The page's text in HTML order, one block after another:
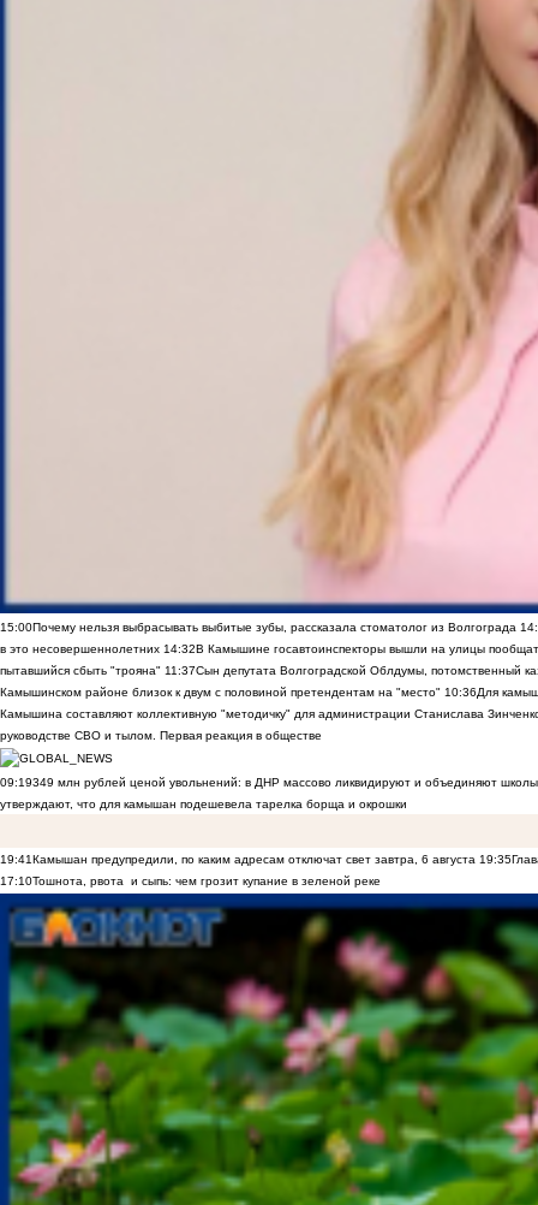
15:00Почему нельзя выбрасывать выбитые зубы, рассказала стоматолог из Волгограда
в это несовершеннолетних 14:32В Камышине госавтоинспекторы вышли на улицы
пытавшийся сбыть "трояна" 11:37Сын депутата Волгоградской Облдумы, потомственный
Камышинском районе близок к двум с половиной претендентам на "место" 10:36Для
Камышина составляют коллективную "методичку" для администрации Станислава
руководстве СВО и тылом. Первая реакция в обществе
09:19349 млн рублей ценой увольнений: в ДНР массово ликвидируют и объединяют
утверждают, что для камышан подешевела тарелка борща и окрошки
19:41Камышан предупредили, по каким адресам отключат свет завтра, 6 августа 19:35
17:10Тошнота, рвота и сыпь: чем грозит купание в зеленой реке